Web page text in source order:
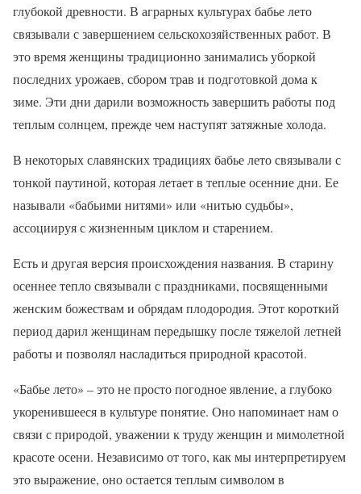
глубокой древности. В аграрных культурах бабье лето
связывали с завершением сельскохозяйственных работ. В
это время женщины традиционно занимались уборкой
последних урожаев, сбором трав и подготовкой дома к
зиме. Эти дни дарили возможность завершить работы под
теплым солнцем, прежде чем наступят затяжные холода.
В некоторых славянских традициях бабье лето связывали с
тонкой паутиной, которая летает в теплые осенние дни. Ее
называли «бабьими нитями» или «нитью судьбы»,
ассоциируя с жизненным циклом и старением.
Есть и другая версия происхождения названия. В старину
осеннее тепло связывали с праздниками, посвященными
женским божествам и обрядам плодородия. Этот короткий
период дарил женщинам передышку после тяжелой летней
работы и позволял насладиться природной красотой.
«Бабье лето» – это не просто погодное явление, а глубоко
укоренившееся в культуре понятие. Оно напоминает нам о
связи с природой, уважении к труду женщин и мимолетной
красоте осени. Независимо от того, как мы интерпретируем
это выражение, оно остается теплым символом в